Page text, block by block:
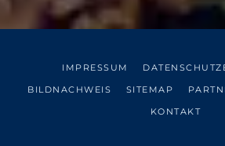
IMPRESSUM
BILDNACHWEIS
SITEMAP
KONTAKT